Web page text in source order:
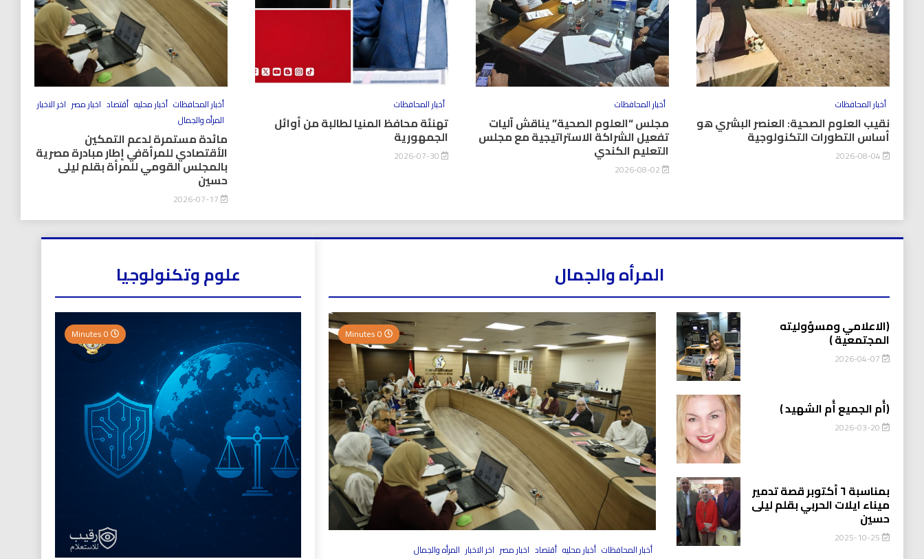
أخبار المحافظات
نقيب العلوم الصحية: العنصر البشري هو
أساس التطورات التكنولوجية
أخبار المحافظات
مجلس “العلوم الصحية” يناقش آليات
تفعيل الشراكة الاستراتيجية مع مجلس
التعليم الكندي
أخبار المحافظات
تهنئة محافظ المنيا لطالبة من أوائل
الجمهورية
أخبار المحافظات أخبار محليه أقتصاد اخبار مصر اخر الاخبار
المرأه والجمال
مائدة مستمرة لدعم التمكين
الأقتصادي للمرأةفي إطار مبادرة مصرية
بالمجلس القومي للمرأة بقلم ليلى
حسين
المرأه والجمال
0 Minutes
أخبار المحافظات أخبار محليه أقتصاد اخبار مصر اخر الاخبار المرأه والجمال
(الاعلامي ومسؤوليته
المجتمعية )
2026-04-07
(أُم الجميع أُم الشهيد )
2026-03-20
بمناسبة ٦ أكتوبر قصة تدمير
ميناء ايلات الحربي بقلم ليلى
حسين
2025-10-25
علوم وتكنولوجيا
0 Minutes